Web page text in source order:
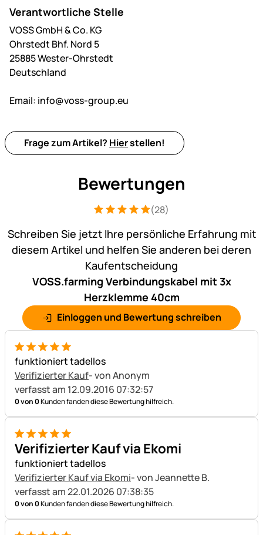
Verantwortliche Stelle
VOSS GmbH & Co. KG
Ohrstedt Bhf. Nord 5
25885 Wester-Ohrstedt
Deutschland
Email: info@voss-group.eu
Frage zum Artikel? Hierstellen!
Bewertungen
Bewertung: 5 von 5 (28 Bewertungen)
28 Bewertungen
(28)
Schreiben Sie jetzt Ihre persönliche Erfahrung mit
diesem Artikel und helfen Sie anderen bei deren
Kaufentscheidung
VOSS.farming Verbindungskabel mit 3x
Herzklemme 40cm
Einloggen und Bewertung schreiben
5 von 5
funktioniert tadellos
Verifizierter Kauf- von Anonym
verfasst am 12.09.2016 07:32:57
0 von 0Kunden fanden diese Bewertung hilfreich.
5 von 5
Verifizierter Kauf via Ekomi
funktioniert tadellos
Verifizierter Kauf via Ekomi- von Jeannette B.
verfasst am 22.01.2026 07:38:35
0 von 0Kunden fanden diese Bewertung hilfreich.